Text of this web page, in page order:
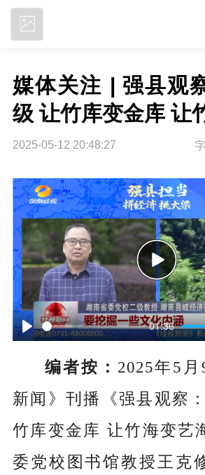
媒体关注 | 强县观
级 让竹库变金库 让
2025-05-12 20:48:27
P
a
y
01:36
P
l
a
y
编者按： 2025年5
新闻》刊播《 强县观察
竹库变金库 让竹海变艺
委党校图书馆教授王克